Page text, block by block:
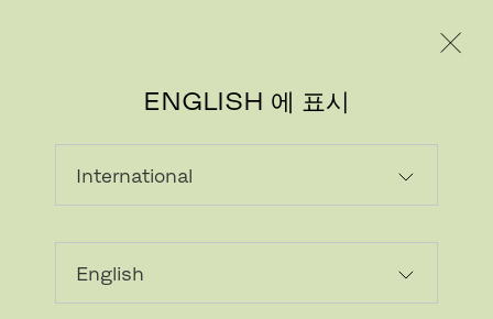
ENGLISH 에 표시